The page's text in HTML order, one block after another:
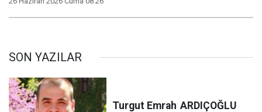
SON YAZILAR
Turgut Emrah ARDIÇOĞLU